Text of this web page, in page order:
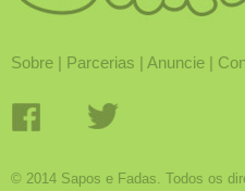
Sobre | Parcerias | Anuncie |
© 2014 Sapos e Fadas. Todos os